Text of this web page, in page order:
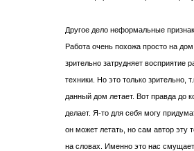
Другое дело неформальные
Работа очень похожа просто на
зрительно затрудняет восприятие
техники. Но это только зрительно,
данный дом летает. Вот правда до
делает. Я-то для себя могу
он может летать, но сам автор эту
на словах. Именно это нас